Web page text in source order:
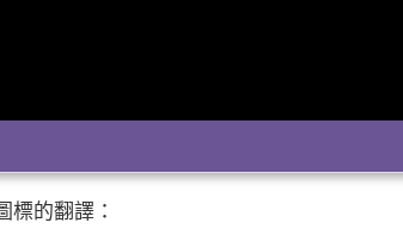
標的翻譯：